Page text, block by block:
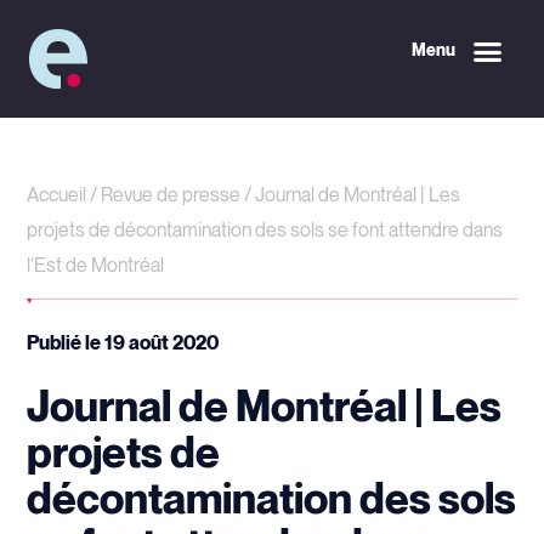
Menu
Accueil / Revue de presse /Journal de Montréal | Les
projets de décontamination des sols se font attendre dans
l’Est de Montréal
Publié le19 août 2020
Journal de Montréal | Les
projets de
décontamination des sols